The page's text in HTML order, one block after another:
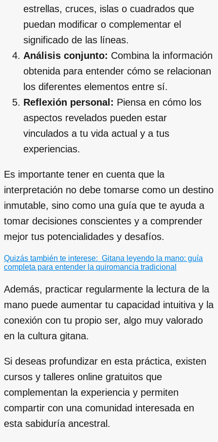
estrellas, cruces, islas o cuadrados que
puedan modificar o complementar el
significado de las líneas.
Análisis conjunto: Combina la información
obtenida para entender cómo se relacionan
los diferentes elementos entre sí.
Reflexión personal: Piensa en cómo los
aspectos revelados pueden estar
vinculados a tu vida actual y a tus
experiencias.
Es importante tener en cuenta que la
interpretación no debe tomarse como un destino
inmutable, sino como una guía que te ayuda a
tomar decisiones conscientes y a comprender
mejor tus potencialidades y desafíos.
Quizás también te interese: Gitana leyendo la mano: guía
completa para entender la quiromancia tradicional
Además, practicar regularmente la lectura de la
mano puede aumentar tu capacidad intuitiva y la
conexión con tu propio ser, algo muy valorado
en la cultura gitana.
Si deseas profundizar en esta práctica, existen
cursos y talleres online gratuitos que
complementan la experiencia y permiten
compartir con una comunidad interesada en
esta sabiduría ancestral.